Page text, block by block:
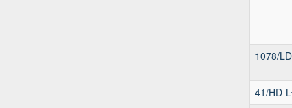
1078/
41/HD-